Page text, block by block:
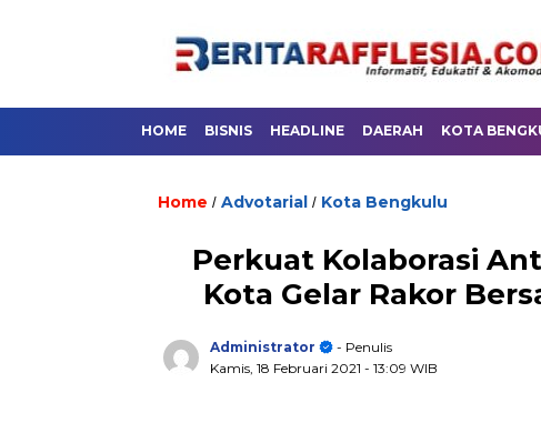
HOME BISNIS HEADLINE DAERAH KOTA
Home / Advotarial / Kota Bengkulu
Perkuat Kolaborasi
Kota Gelar Rakor
Administrator
- Penulis
Kamis, 18 Februari 2021 - 13:09 WIB